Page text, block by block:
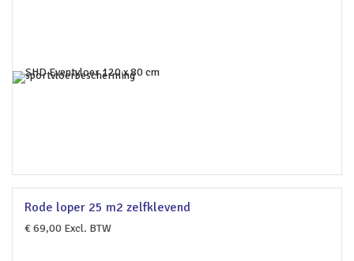
Rode loper 25 m2 zelfklevend
€69,00 Excl. BTW